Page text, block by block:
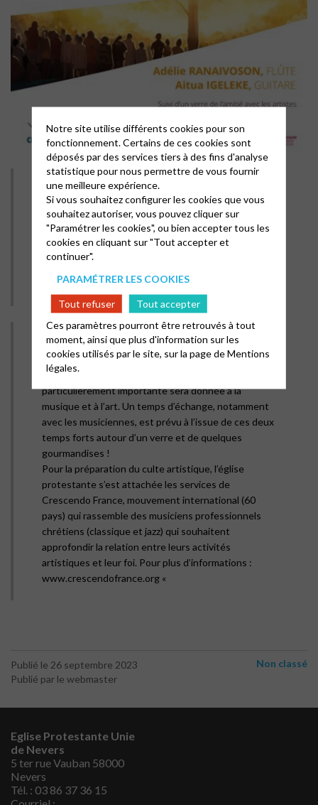
– Le samedi 28 octobre à 17h au temple de Sancerre
(43 rue Basse des Remparts, 18300 Sancerre), soyez
les bienvenus pour un concert exceptionnel, proposé
par l’église sur le thème de la musique classique
afrodescendante avec le groupe Afroclassical,
IGELEKE, guitare. Libre participation aux frais.
– Le dimanche 29 octobre à 10h au temple de Nevers
(5 rue Vauban, 58000 Nevers), un culte sera célébré «
autrement », sur le thème «Viens et vois !» : une place
particulièrement importante sera donnée à la
musique et à l’art. Un temps d’échange, notamment
avec les musiciennes, est prévu à l’issue de ces deux
temps forts autour d’un verre et de quelques
gourmandises !
Pour la préparation du culte artistique, l’église
protestante s’est attachée les services de
Crescendo France, mouvement international (60
pays) qui rassemble des musiciens professionnels
chrétiens (classique et jazz) qui souhaitent
approfondir la relation entre leurs activités
artistiques et leur foi. Pour plus d’informations :
www.crescendofrance.org «
Publié le 26 septembre 2023
Publié par le webmaster
Non classé
Eglise Protestante Unie
de Nevers
5 ter rue Vauban 58000
Nevers
Tél. : 03 86 37 36 15
Notre site utilise différents cookies pour son
fonctionnement. Certains de ces cookies sont
déposés par des services tiers à des fins d'analyse
statistique pour nous permettre de vous fournir
une meilleure expérience.
Si vous souhaitez configurer les cookies que vous
souhaitez autoriser, vous pouvez cliquer sur
"Paramétrer les cookies", ou bien accepter tous les
cookies en cliquant sur "Tout accepter et
continuer".
PARAMÉTRER LES COOKIES
Tout refuser
Tout accepter
Ces paramètres pourront être retrouvés à tout
moment, ainsi que plus d'information sur les
cookies utilisés par le site, sur la page deMentions
légales.